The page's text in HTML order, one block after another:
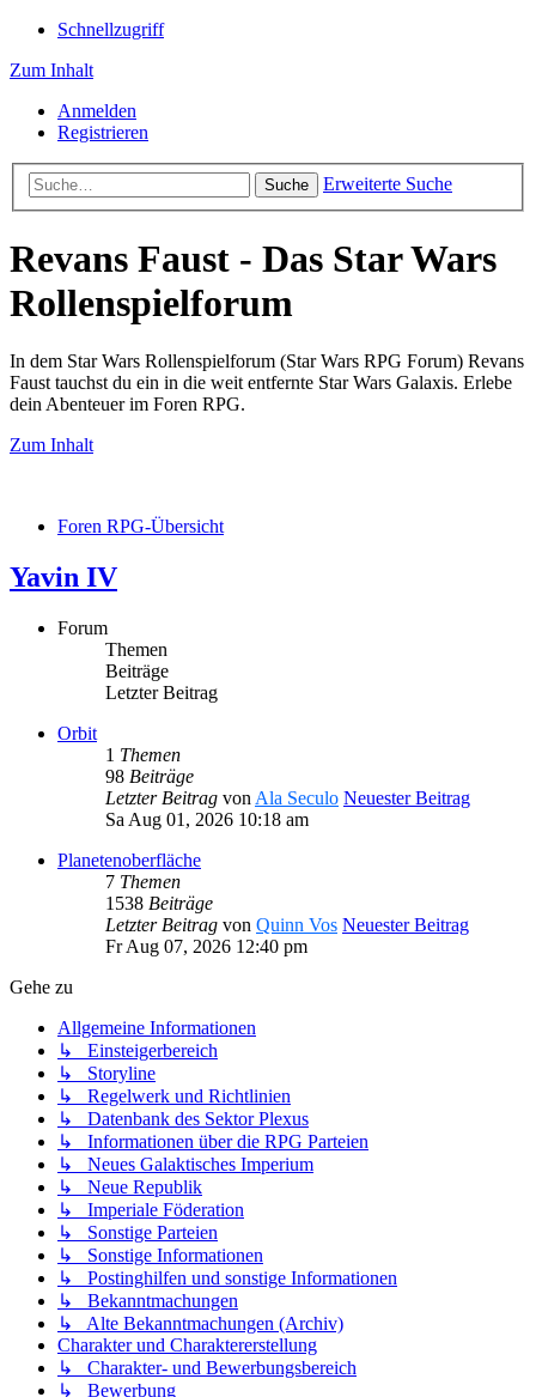
Schnellzugriff
Zum Inhalt
Anmelden
Registrieren
Suche Erweiterte Suche
Revans Faust - Das Star Wars
Rollenspielforum
In dem Star Wars Rollenspielforum (Star Wars RPG Forum) Revans
Faust tauchst du ein in die weit entfernte Star Wars Galaxis. Erlebe
dein Abenteuer im Foren RPG.
Zum Inhalt
Foren RPG-Übersicht
Yavin IV
Forum
Themen
Beiträge
Letzter Beitrag
Orbit
1 Themen
98 Beiträge
Letzter Beitrag von Ala Seculo Neuester Beitrag
Sa Aug 01, 2026 10:18 am
Planetenoberfläche
7 Themen
1538 Beiträge
Letzter Beitrag von Quinn Vos Neuester Beitrag
Fr Aug 07, 2026 12:40 pm
Gehe zu
Allgemeine Informationen
↳ Einsteigerbereich
↳ Storyline
↳ Regelwerk und Richtlinien
↳ Datenbank des Sektor Plexus
↳ Informationen über die RPG Parteien
↳ Neues Galaktisches Imperium
↳ Neue Republik
↳ Imperiale Föderation
↳ Sonstige Parteien
↳ Sonstige Informationen
↳ Postinghilfen und sonstige Informationen
↳ Bekanntmachungen
↳ Alte Bekanntmachungen (Archiv)
Charakter und Charaktererstellung
↳ Charakter- und Bewerbungsbereich
↳ Bewerbung